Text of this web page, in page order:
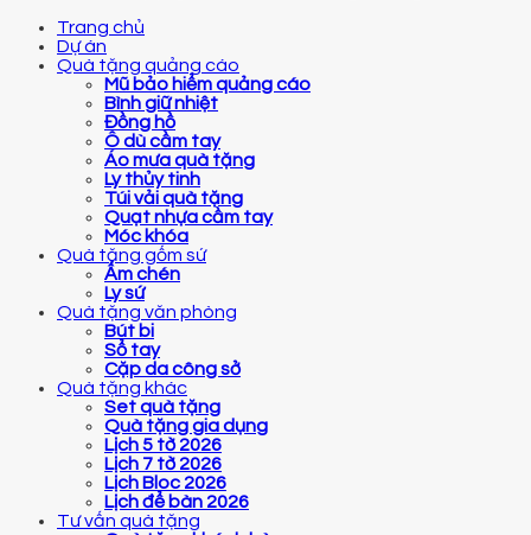
Trang chủ
Dự án
Quà tặng quảng cáo
Mũ bảo hiểm quảng cáo
Bình giữ nhiệt
Đồng hồ
Ô dù cầm tay
Áo mưa quà tặng
Ly thủy tinh
Túi vải quà tặng
Quạt nhựa cầm tay
Móc khóa
Quà tặng gốm sứ
Ấm chén
Ly sứ
Quà tặng văn phòng
Bút bi
Sổ tay
Cặp da công sở
Quà tặng khác
Set quà tặng
Quà tặng gia dụng
Lịch 5 tờ 2026
Lịch 7 tờ 2026
Lịch Bloc 2026
Lịch để bàn 2026
Tư vấn quà tặng